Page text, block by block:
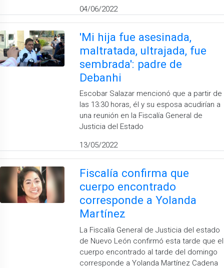
04/06/2022
'Mi hija fue asesinada,
maltratada, ultrajada, fue
sembrada': padre de
Debanhi
Escobar Salazar mencionó que a partir de
las 13:30 horas, él y su esposa acudirían a
una reunión en la Fiscalía General de
Justicia del Estado
13/05/2022
Fiscalía confirma que
cuerpo encontrado
corresponde a Yolanda
Martínez
La Fiscalía General de Justicia del estado
de Nuevo León confirmó esta tarde que el
cuerpo encontrado al tarde del domingo
corresponde a Yolanda Martínez Cadena